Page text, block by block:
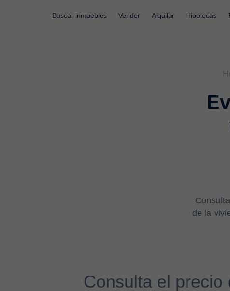
Buscar inmuebles Vender Alquilar Hipotecas
de la
Consulta el